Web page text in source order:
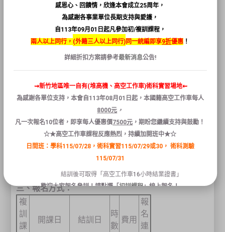
名
【複訓】
新竹縣竹北市縣政五街32巷8號
二、攜帶資料：
個人居留証正本(核對資料)
三、報名方式：
複
訓
課
開課日 結訓日
時
數
費用
報
名
連
感恩心、回饋情，欣逢本會成立25周年，
為感謝各事業單位長期支持與愛護，
自113年09月01日起凡參加初/複訓課程，
兩人以上同行， (外籍三人以上同行)同一統編即享9折優惠 ！
詳細折扣方案請參考最新消息公告!
⇝新竹地區唯一自有(堆高機、高空工作車)術科實習場地⇜
為感謝各單位支持，本會自113年08月 01 日起 ，本國籍高空工作車每人
8000元 ，
凡一次報名10位者 ， 即享每人優惠價7500元 ，期盼您繼續支持與鼓勵！
☆★高空工作車課程反應熱烈，持續加開班中★☆
日間班：學科115/07/28，術科實習115/07/29或30，術科測驗
115/07/31
結訓後可取得「高空工作車16小時結業證書」
歡迎大家報名參訓！請點選「初訓課程」線上報名！
關閉